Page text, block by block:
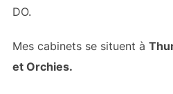
DO.
Mes cabinets se situent à
et Orchies.